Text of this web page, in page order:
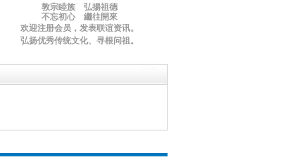
敦宗睦族 弘揚祖德
不忘初心 繼往開來
欢迎注册会员， 发表联谊资讯。
弘扬优秀传统文化、寻根问祖。